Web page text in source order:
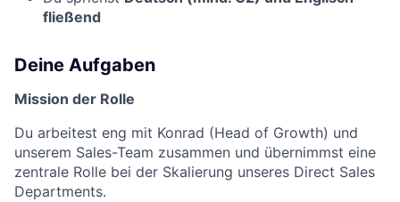
fließend
Deine Aufgaben
Mission der Rolle
Du arbeitest eng mit Konrad (Head of Growth) und
unserem Sales-Team zusammen und übernimmst eine
zentrale Rolle bei der Skalierung unseres Direct Sales
Departments.